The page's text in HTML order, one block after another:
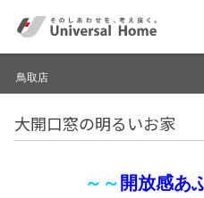
ユニバーサル ホームの特長
コンセプトプラン
鳥取店
ブログ
大開口窓の明るいお家
～～開放感あ